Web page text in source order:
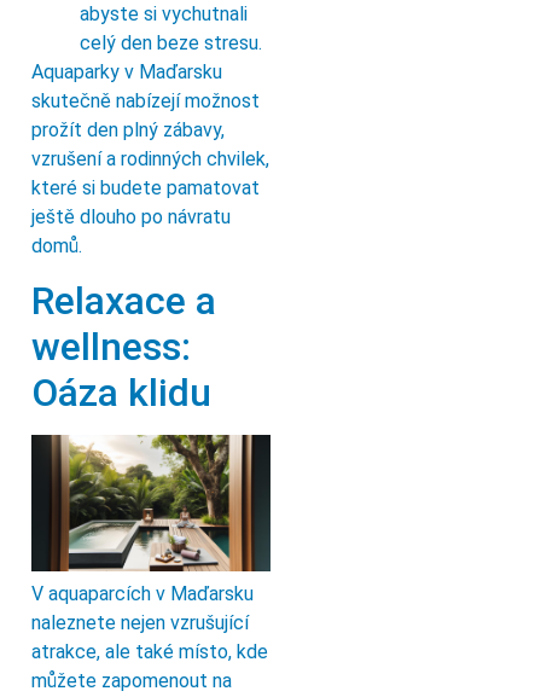
abyste si vychutnali
celý den beze stresu.
Aquaparky v Maďarsku
skutečně nabízejí možnost
prožít den plný zábavy,
vzrušení a rodinných chvilek,
které si budete pamatovat
ještě dlouho po návratu
domů.
Relaxace a
wellness:
Oáza klidu
V aquaparcích v Maďarsku
naleznete nejen vzrušující
atrakce, ale také místo, kde
můžete zapomenout na